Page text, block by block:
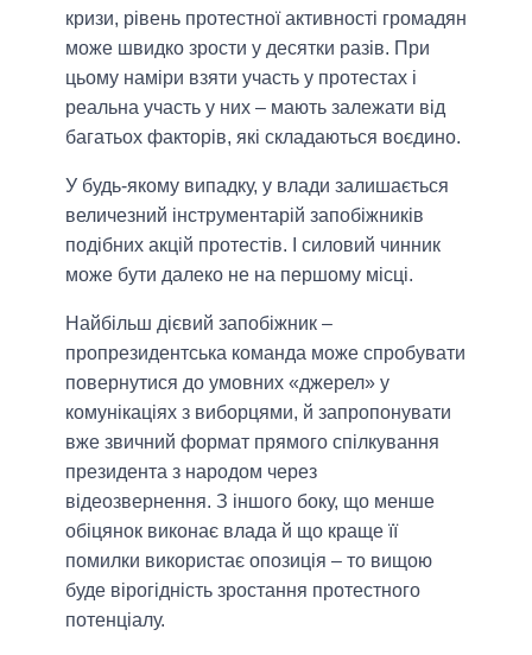
кризи, рівень протестної активності громадян
може швидко зрости у десятки разів. При
цьому наміри взяти участь у протестах і
реальна участь у них – мають залежати від
багатьох факторів, які складаються воєдино.
У будь-якому випадку, у влади залишається
величезний інструментарій запобіжників
подібних акцій протестів. І силовий чинник
може бути далеко не на першому місці.
Найбільш дієвий запобіжник ‒
пропрезидентська команда може спробувати
повернутися до умовних «джерел» у
комунікаціях з виборцями, й запропонувати
вже звичний формат прямого спілкування
президента з народом через
відеозвернення. З іншого боку, що менше
обіцянок виконає влада й що краще її
помилки використає опозиція – то вищою
буде вірогідність зростання протестного
потенціалу.